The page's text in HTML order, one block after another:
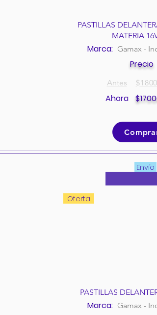
PASTILLAS
MATERIA 16V
Marca: Gamax -
Precio
Antes $
Ahora $
Comprar
Envío
Oferta
PASTILLAS
Marca: Gamax -